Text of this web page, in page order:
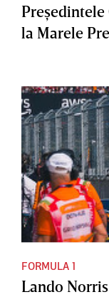
la Marele
FORMULA 1
Lando